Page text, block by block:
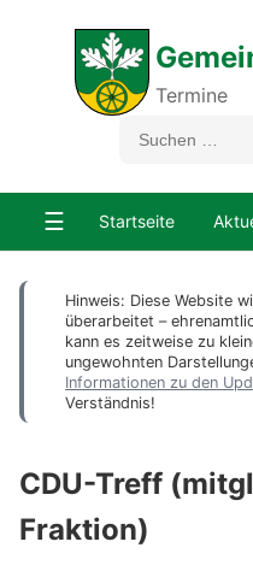
Termine
☰ Startseite
Hinweis: Diese Website
überarbeitet –
kann es zeitweise zu
ungewohnten
Informationen zu den
Verständnis!
CDU-Treff
Fraktion)